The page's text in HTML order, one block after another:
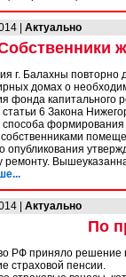
| Актуально
г. Балахны
домах о
фонда капитального
статьи 6 Закона
опубликования
ремонту.
| Актуально
По
РФ приняло решение
страховой пенсии.